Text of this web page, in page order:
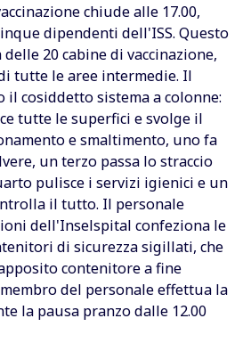
chiude alle 17.00,
dipendenti dell'ISS. Questo
20 cabine di vaccinazione,
tutte le aree intermedie. Il
il cosiddetto sistema a colonne:
tutte le superfici e svolge il
e smaltimento, uno fa
un terzo passa lo straccio
pulisce i servizi igienici e un
il tutto. Il personale
dell'Inselspital confeziona le
di sicurezza sigillati, che
contenitore a fine
del personale effettua la
la pausa pranzo dalle 12.00